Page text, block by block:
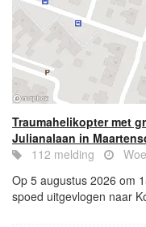
Traumahelikopter met
Julianalaan in
112 melding
Op 5 augustus 2026 om
spoed uitgevlogen naar